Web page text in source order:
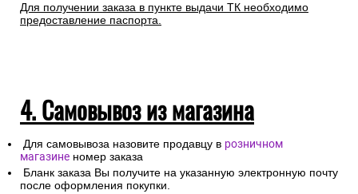
Для получении заказа в пункте выдачи ТК необходимо
предоставление паспорта.
4. Самовывоз из магазина
Для самовывоза назовите продавцу в розничном
магазине номер заказа
Бланк заказа Вы получите на указанную электронную почту
после оформления покупки.